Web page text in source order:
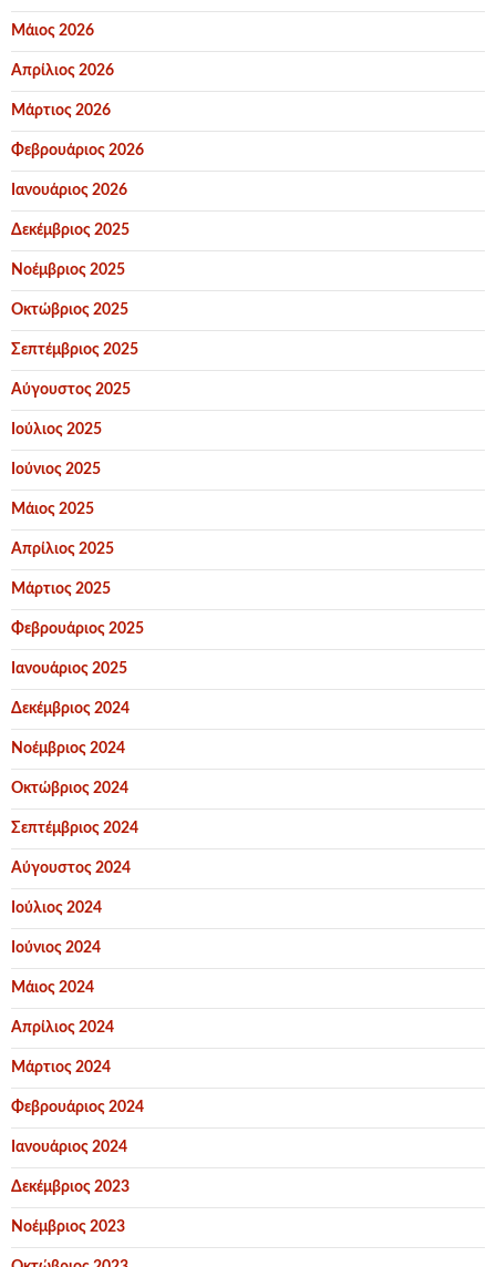
Μάιος 2026
Απρίλιος 2026
Μάρτιος 2026
Φεβρουάριος 2026
Ιανουάριος 2026
Δεκέμβριος 2025
Νοέμβριος 2025
Οκτώβριος 2025
Σεπτέμβριος 2025
Αύγουστος 2025
Ιούλιος 2025
Ιούνιος 2025
Μάιος 2025
Απρίλιος 2025
Μάρτιος 2025
Φεβρουάριος 2025
Ιανουάριος 2025
Δεκέμβριος 2024
Νοέμβριος 2024
Οκτώβριος 2024
Σεπτέμβριος 2024
Αύγουστος 2024
Ιούλιος 2024
Ιούνιος 2024
Μάιος 2024
Απρίλιος 2024
Μάρτιος 2024
Φεβρουάριος 2024
Ιανουάριος 2024
Δεκέμβριος 2023
Νοέμβριος 2023